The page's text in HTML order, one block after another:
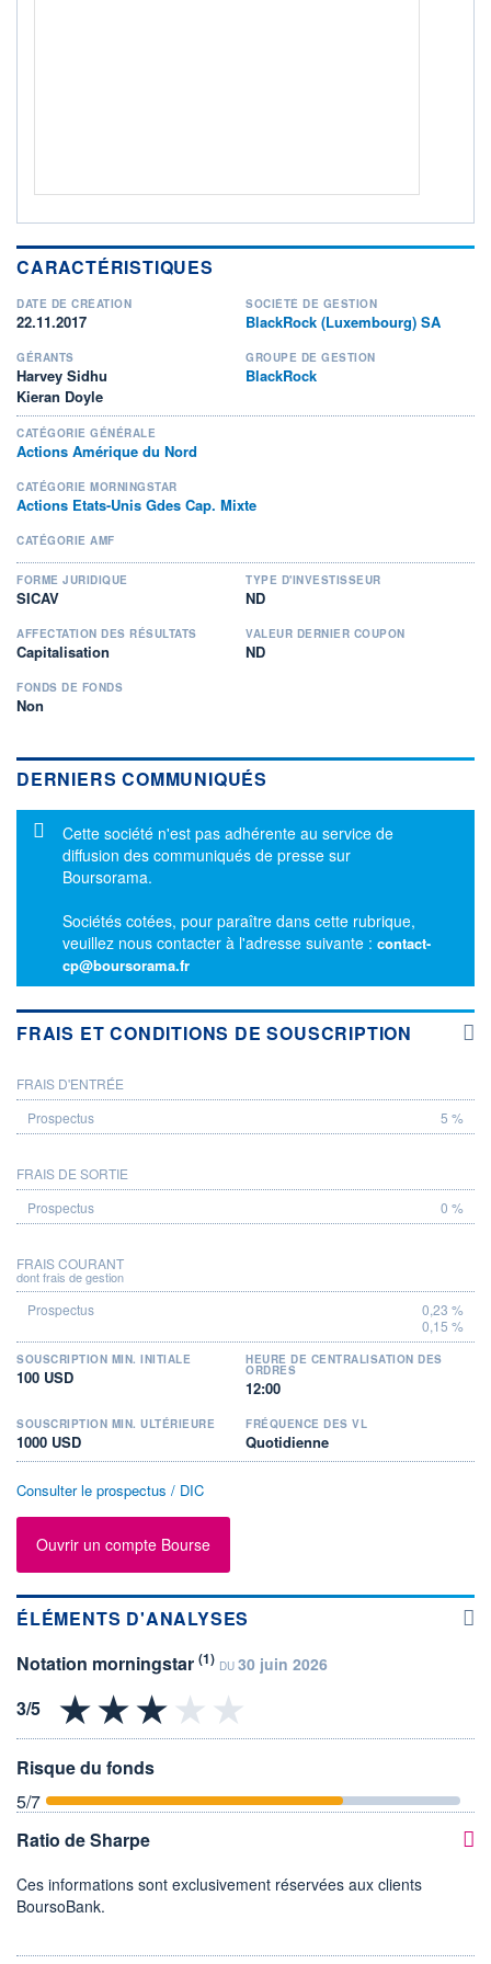
+ PORTEFEUILLE + LISTE
CARACTÉRISTIQUES
DATE DE CRÉATION
22.11.2017
SOCIÉTÉ DE GESTION
BlackRock (Luxembourg) SA
GÉRANTS
Harvey Sidhu
Kieran Doyle
GROUPE DE GESTION
BlackRock
CATÉGORIE GÉNÉRALE
Actions Amérique du Nord
CATÉGORIE MORNINGSTAR
Actions Etats-Unis Gdes Cap. Mixte
CATÉGORIE AMF
FORME JURIDIQUE
SICAV
TYPE D'INVESTISSEUR
ND
AFFECTATION DES RÉSULTATS
Capitalisation
VALEUR DERNIER COUPON
ND
FONDS DE FONDS
Non
DERNIERS COMMUNIQUÉS
Message d'information
Cette société n'est pas adhérente au service de
diffusion des communiqués de presse sur
Boursorama.
Sociétés cotées, pour paraître dans cette rubrique,
veuillez nous contacter à l'adresse suivante : contact-
cp@boursorama.fr
FRAIS ET CONDITIONS DE SOUSCRIPTION
PROSPECTUS
FRAIS D'ENTRÉE
5 %
FRAIS DE SORTIE
0 %
FRAIS COURANT
dont frais de gestion
0,23 %
0,15 %
SOUSCRIPTION MIN. INITIALE
100 USD
HEURE DE CENTRALISATION DES
ORDRES
12:00
SOUSCRIPTION MIN. ULTÉRIEURE
1000 USD
FRÉQUENCE DES VL
Quotidienne
Consulter le prospectus / DIC
Ouvrir un compte Bourse
ÉLÉMENTS D'ANALYSES
Notation morningstar (1) DU 30 juin 2026
Risque du fonds
5/7
Ratio de Sharpe
Ces informations sont exclusivement réservées aux clients
BoursoBank.